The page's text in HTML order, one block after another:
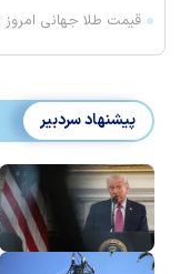
قیمت طلا جهانی امروز ۱۴۰۵/۰۵/۱۶
پیشنهاد سردبیر